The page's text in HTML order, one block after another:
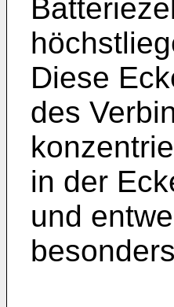
Diese
des
in der
und